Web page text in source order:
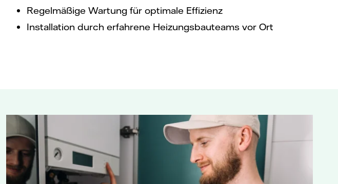
Regelmäßige Wartung für optimale Effizienz
Installation durch erfahrene Heizungsbauteams vor Ort